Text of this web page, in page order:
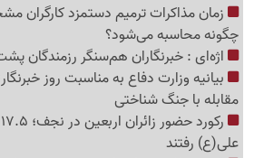
زمان مذاکرات ترمیم دستمزد
چگونه محاسبه می‌شود؟
اژه‌ای : خبرنگاران هم‌سنگر رزمندگان
بیانیه وزارت دفاع به مناسبت روز
مقابله با جنگ شناختی
علی(ع) رفتند